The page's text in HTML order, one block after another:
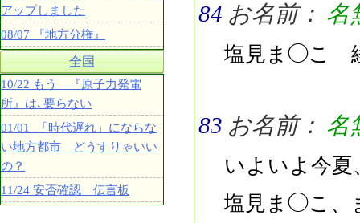
84 お名前： 名
塩見ま◯こ
83 お名前： 名
いよいよ今夏
塩見ま◯こ、
アップしました
08/07 『地方分権』
全国
10/22 もう 『原子力発電
所』は､要らない
01/01 「時代遅れ」にならな
い地方都市 どうすりゃいい
の？
11/24 安否確認 伝言板